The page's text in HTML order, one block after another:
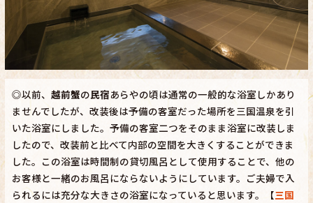
◎以前、 越前蟹の民宿あらやの頃は通常の一般的な浴室しかあり
ませんでしたが、改装後は予備の客室だった場所を三国温泉を引
いた浴室にしました。予備の客室二つをそのまま浴室に改装しま
したので、改装前と比べて内部の空間を大きくすることができま
した。この浴室は時間制の貸切風呂として使用することで、他の
お客様と一緒のお風呂にならないようにしています。ご夫婦で入
られるには充分な大きさの浴室になっていると思います。【三国